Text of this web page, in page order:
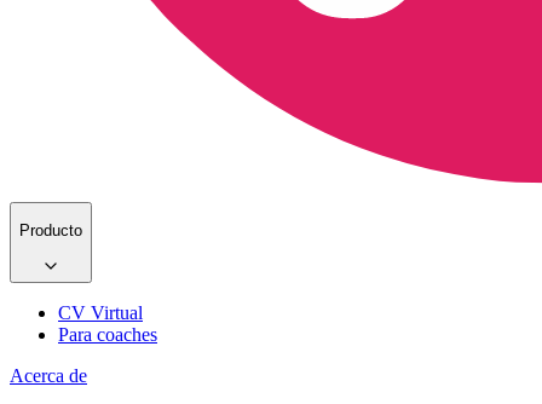
Producto
CV Virtual
Para coaches
Acerca de